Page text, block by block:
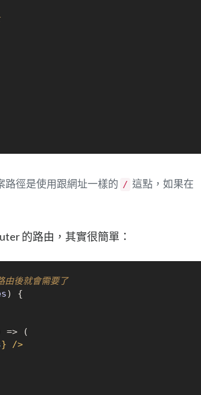
路徑是使用跟網址一樣的 / 這點，如果在
的路由，其實很簡單：
後就會需要了
) {
} />